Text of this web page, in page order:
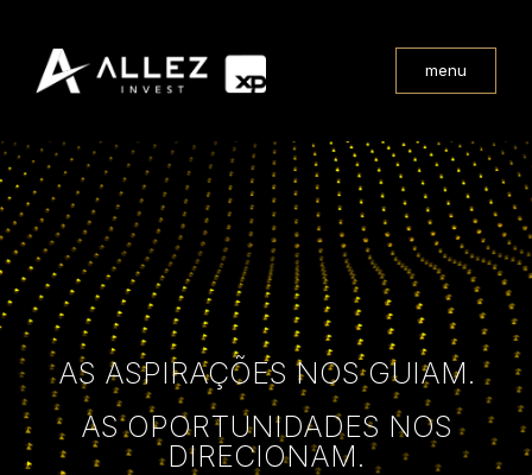
menu
AS ASPIRAÇÕES NOS GUIAM.
AS OPORTUNIDADES NOS
DIRECIONAM.